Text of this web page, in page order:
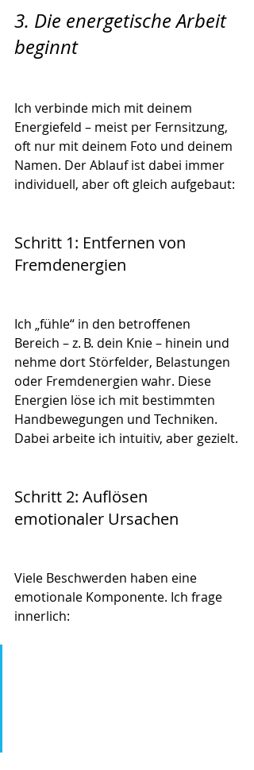
3. Die energetische Arbeit
beginnt
Ich verbinde mich mit deinem
Energiefeld – meist per Fernsitzung,
oft nur mit deinem Foto und deinem
Namen. Der Ablauf ist dabei immer
individuell, aber oft gleich aufgebaut:
Schritt 1: Entfernen von
Fremdenergien
Ich „fühle“ in den betroffenen
Bereich – z. B. dein Knie – hinein und
nehme dort Störfelder, Belastungen
oder Fremdenergien wahr. Diese
Energien löse ich mit bestimmten
Handbewegungen und Techniken.
Dabei arbeite ich intuitiv, aber gezielt.
Schritt 2: Auflösen
emotionaler Ursachen
Viele Beschwerden haben eine
emotionale Komponente. Ich frage
innerlich: